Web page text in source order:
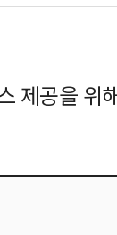
제공을 위